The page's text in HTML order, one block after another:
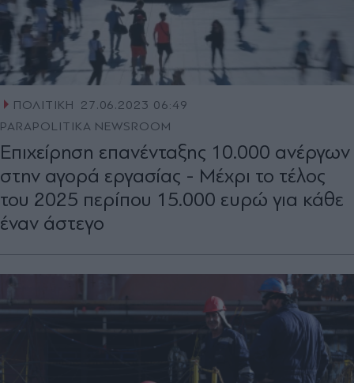
ΠΟΛΙΤΙΚΗ
27.06.2023 06:49
PARAPOLITIKA NEWSROOM
Επιχείρηση επανένταξης 10.000 ανέργων
στην αγορά εργασίας - Μέχρι το τέλος
του 2025 περίπου 15.000 ευρώ για κάθε
έναν άστεγο